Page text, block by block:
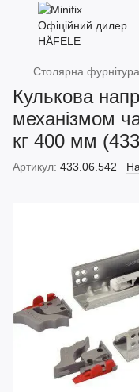
Столярна фурнітура
Кулькова
механізмом
кг 400 мм
Артикул: 433.06.542